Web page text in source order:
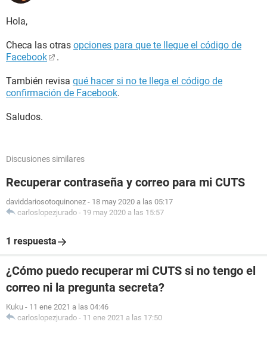
Hola,
Checa las otras opciones para que te llegue el código de
Facebook
.
También revisa qué hacer si no te llega el código de
confirmación de Facebook.
Saludos.
Discusiones similares
Recuperar contraseña y correo para mi CUTS
daviddariosotoquinonez - 18 may 2020 a las 05:17
carloslopezjurado - 19 may 2020 a las 15:57
1 respuesta
¿Cómo puedo recuperar mi CUTS si no tengo el
correo ni la pregunta secreta?
Kuku - 11 ene 2021 a las 04:46
carloslopezjurado - 11 ene 2021 a las 17:50